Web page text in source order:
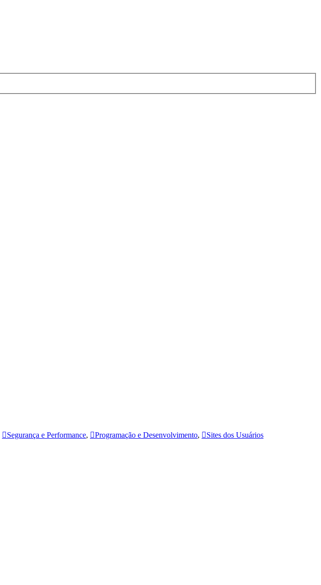
Segurança e Performance, Programação e Desenvolvimento,
Sites dos Usuários